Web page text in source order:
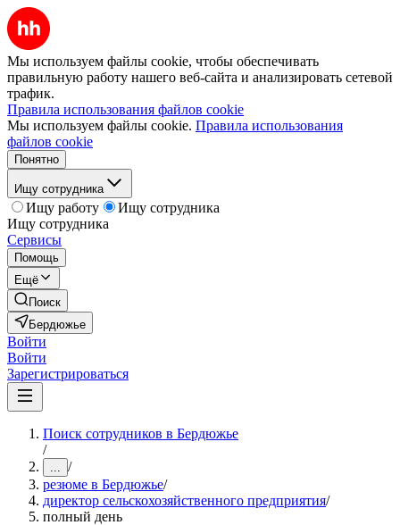
Мы используем файлы cookie, чтобы обеспечивать
правильную работу нашего веб-сайта и анализировать сетевой
трафик.
Правила использования файлов cookie
Мы используем файлы cookie. Правила использования
файлов cookie
Понятно
Ищу сотрудника
Ищу работу
Ищу сотрудника
Ищу сотрудника
Сервисы
Помощь
Ещё
Поиск
Бердюжье
Войти
Войти
Зарегистрироваться
Поиск сотрудников в Бердюжье
/
... /
резюме в Бердюжье/
директор сельскохозяйственного предприятия/
полный день